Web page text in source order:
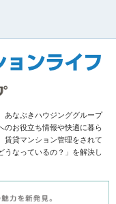
あなぶきハウジンググループ
のお役立ち情報や快適に暮ら
賃貸マンション管理をされて
うなっているの？」を解決し